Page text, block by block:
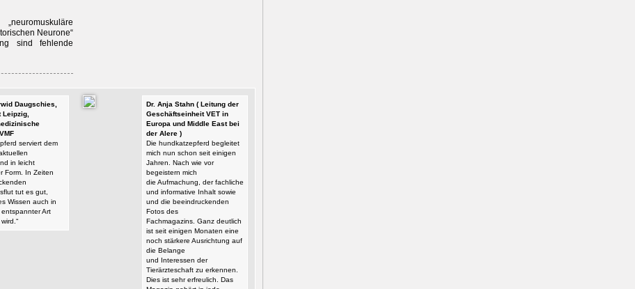
Neurone“
sind fehlende
Daugschies,
serviert dem
in leicht
Form. In Zeiten
tut es gut,
Wissen auch in
Art
Dr. Anja Stahn ( Leitung der
Geschäftseinheit VET in
Europa und Middle East bei
der Alere )
Die hundkatzepferd begleitet
mich nun schon seit einigen
Jahren. Nach wie vor
begeistern mich
die Aufmachung, der fachliche
und informative Inhalt sowie
und die beeindruckenden
Fotos des
Fachmagazins. Ganz deutlich
ist seit einigen Monaten eine
noch stärkere Ausrichtung auf
die Belange
und Interessen der
Tierärzteschaft zu erkennen.
Dies ist sehr erfreulich. Das